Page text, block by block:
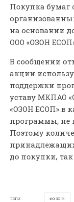
Покупка бумаг
на основании
ООО «ОЗОН
В сообщении
акции
поддержки
уставу МКПАО
«ОЗОН ЕСОП» в
программы, не
Поэтому
до покупки, так
ТЕГИ ОЗОН